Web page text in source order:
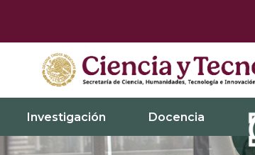
Investigación Docencia